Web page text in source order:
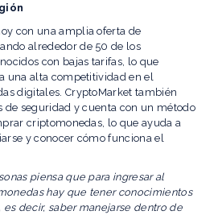
con una amplia oferta de
alrededor de 50 de los
con bajas tarifas, lo que
una alta competitividad en el
digitales. CryptoMarket también
de seguridad y cuenta con un método
criptomonedas, lo que ayuda a
y conocer cómo funciona el
piensa que para ingresar al
hay que tener conocimientos
decir, saber manejarse dentro de